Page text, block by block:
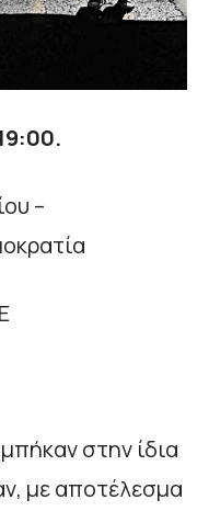
–
στην ίδια
με αποτέλεσμα